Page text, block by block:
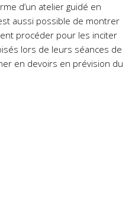
d’un atelier guidé en
aussi possible de montrer
procéder pour les inciter
lors de leurs séances de
en devoirs en prévision du